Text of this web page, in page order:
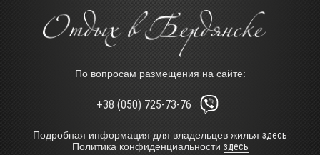
По вопросам размещения на сайте:
+38 (050) 725-73-76
Подробная информация для владельцев жилья здесь
Политика конфиденциальности здесь